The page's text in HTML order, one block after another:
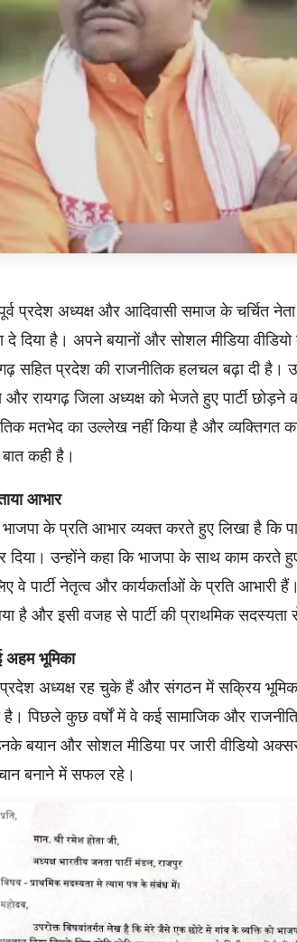
प्रदेश अध्यक्ष और आदिवासी समाज के चर्चित
दिया है। अपने बयानों और सोशल मीडिया
सहित प्रदेश की राजनीतिक हलचल बढ़ा दी है।
और रायगढ़ जिला अध्यक्ष को भेजते हुए पार्टी
मतभेद का उल्लेख नहीं किया है और व्यक्तिगत
कही है।
आभार
के प्रति आभार व्यक्त करते हुए लिखा है कि
उन्होंने कहा कि भाजपा के साथ काम करते
वे पार्टी नेतृत्व और कार्यकर्ताओं के प्रति आभारी
है और इसी वजह से पार्टी की प्राथमिक सदस्यता
भूमिका
प्रदेश अध्यक्ष रह चुके हैं और संगठन में सक्रिय
है। पिछले कुछ वर्षों में वे कई सामाजिक और
बयान और सोशल मीडिया पर जारी वीडियो
बनाने में सफल रहे।